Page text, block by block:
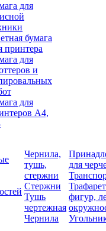
для
бумага
принтера
для
и
для
А4,
Чернила,
тушь,
стержни
Стержни
Тушь
чертежная
Чернила
для
фигур,